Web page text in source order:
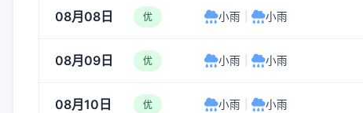
08月08日 优 小雨 小雨
08月09日 优 小雨 小雨
08月10日 优 小雨 小雨